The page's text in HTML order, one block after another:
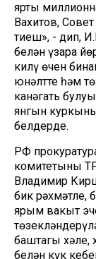
ярты
Вахитов,
тиеш», - дип,
белән үзара
килү өчен
юнәлтте һәм
канәгать
янгын
белдерде.
РФ
комитетының
Владимир
бик рәхмәтле,
ярым вакыт
баштагы хәле,
белән күк